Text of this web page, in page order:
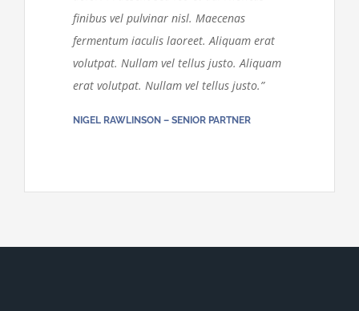
finibus vel pulvinar nisl. Maecenas
fermentum iaculis laoreet. Aliquam erat
volutpat. Nullam vel tellus justo. Aliquam
erat volutpat. Nullam vel tellus justo.”
NIGEL RAWLINSON – SENIOR PARTNER